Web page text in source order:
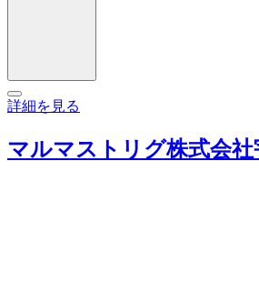
詳細を見る
マルマストリグ株式会社